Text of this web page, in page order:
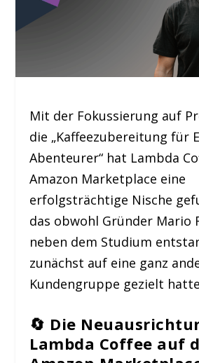
Mit der Fokussierung auf
die „Kaffeezubereitung für
Abenteurer“ hat Lambda
Amazon Marketplace eine
erfolgsträchtige Nische
das obwohl Gründer Mario
neben dem Studium
zunächst auf eine ganz
Kundengruppe gezielt
🔄 Die
Lambda Coffee auf